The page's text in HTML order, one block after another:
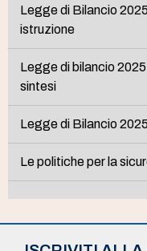
Legge di Bilancio
istruzione
Legge di bilancio
sintesi
Legge di Bilancio
Le politiche per la